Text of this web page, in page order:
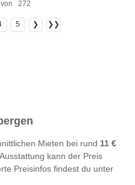
272
5 ❯ ❯❯
Mieten bei rund 11 €
kann der Preis
Preisinfos findest du unter